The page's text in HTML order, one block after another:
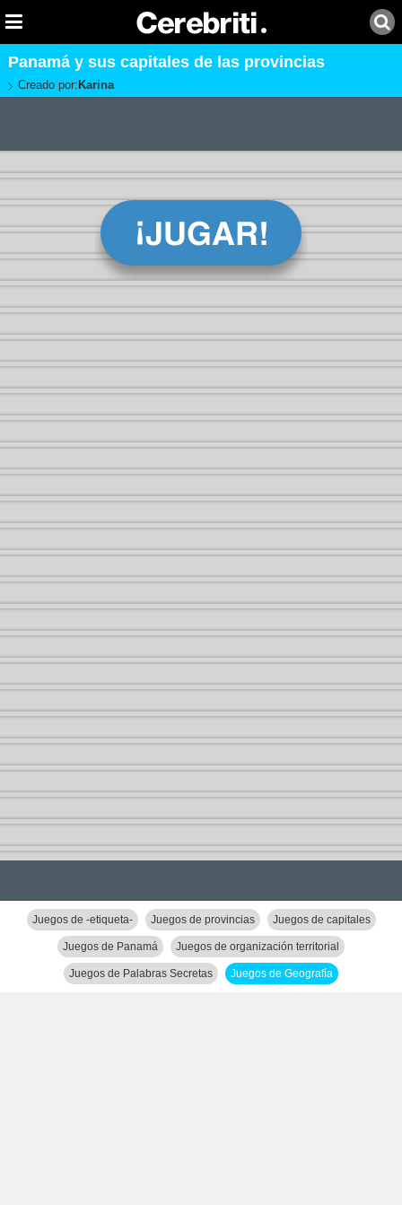
Panamá y sus capitales de las provincias
Creado por: Karina
Juegos de -etiqueta- Juegos de provincias Juegos de capitales
Juegos de Panamá Juegos de organización territorial
Juegos de Palabras Secretas Juegos de Geografía